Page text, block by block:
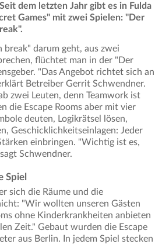
dem letzten Jahr gibt es in Fulda
Games" mit zwei Spielen: "Der
break" darum geht, aus zwei
flüchtet man in der "Der
"Das Angebot richtet sich an
Betreiber Gerrit Schwendner.
zwei Leuten, denn Teamwork ist
die Escape Rooms aber mit vier
deuten, Logikrätsel lösen,
Geschicklichkeitseinlagen: Jeder
einbringen. "Wichtig ist es,
Schwendner.
Spiel
sich die Räume und die
"Wir wollten unseren Gästen
ohne Kinderkrankheiten anbieten
Zeit." Gebaut wurden die Escape
aus Berlin. In jedem Spiel stecken